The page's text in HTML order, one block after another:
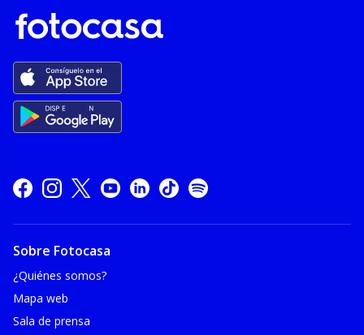
Sobre Fotocasa
¿Quiénes somos?
Mapa web
Sala de prensa